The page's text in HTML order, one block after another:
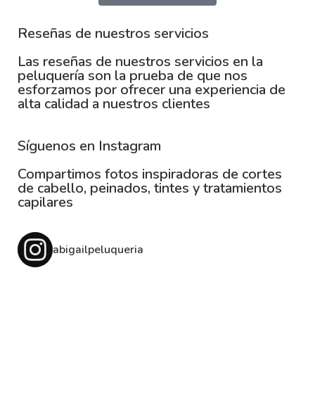
Reseñas de nuestros servicios
Las reseñas de nuestros servicios en la
peluquería son la prueba de que nos
esforzamos por ofrecer una experiencia de
alta calidad a nuestros clientes
Síguenos en Instagram
Compartimos fotos inspiradoras de cortes
de cabello, peinados, tintes y tratamientos
capilares
abigailpeluqueria